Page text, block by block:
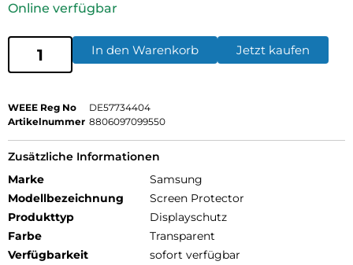
Online verfügbar
In den Warenkorb Jetzt kaufen
WEEE Reg No
DE57734404
Artikelnummer 8806097099550
Zusätzliche Informationen
Marke
Samsung
Modellbezeichnung
Screen Protector
Produkttyp
Displayschutz
Farbe
Transparent
Verfügbarkeit
sofort verfügbar